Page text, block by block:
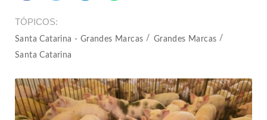
TÓPICOS
Santa Catarina - Grandes Marcas
Grandes Marcas
Santa Catarina